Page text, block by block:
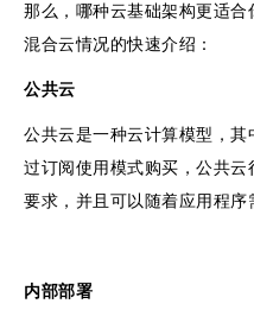
那么，哪种云基础架构更适
混合云情况的快速介绍：
公共云
公共云是一种云计算模型，
过订阅使用模式购买，公共
要求，并且可以随着应用程序
内部部署